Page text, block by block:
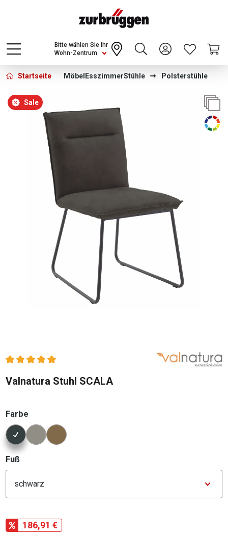
Choose a different country or region to see
content for your location and shop online
CONTINUE
Wohn-Zentrum
Bitte wählen Sie Ihr
Startseite Möbel EsszimmerStühle Polsterstühle
Bildergalerie überspringen
Sale
Durchschnittliche Bewertung von 5 von 5 Sternen
Valnatura Stuhl SCALA
Farbe
Konfigurator Farbe
Fußauswählen
186,91 €